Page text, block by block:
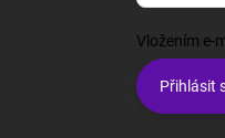
Vložením e-
Přihlásit